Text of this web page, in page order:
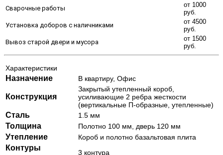
Сварочные работы
от 1000
руб.
Установка доборов с наличниками
от 4500
руб.
Вывоз старой двери и мусора
от 1500
руб.
Характеристики
Назначение В квартиру, Офис
Конструкция
Закрытый утепленный короб,
усиливающие 2 ребра жесткости
(вертикальные П-образные, утепленные)
Сталь 1.5 мм
Толщина Полотно 100 мм, дверь 120 мм
Утепление Короб и полотно базальтовая плита
Контуры
3 контура